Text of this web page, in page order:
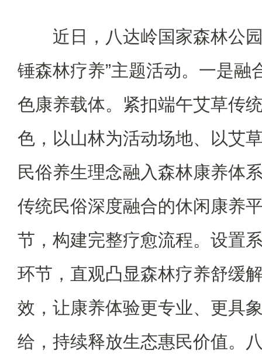
近日，八达岭国家森林公
锤森林疗养”主题活动。一是融
色康养载体。紧扣端午艾草传
色，以山林为活动场地、以艾
民俗养生理念融入森林康养体
传统民俗深度融合的休闲康养
节，构建完整疗愈流程。设置
环节，直观凸显森林疗养舒缓
效，让康养体验更专业、更具
给，持续释放生态惠民价值。